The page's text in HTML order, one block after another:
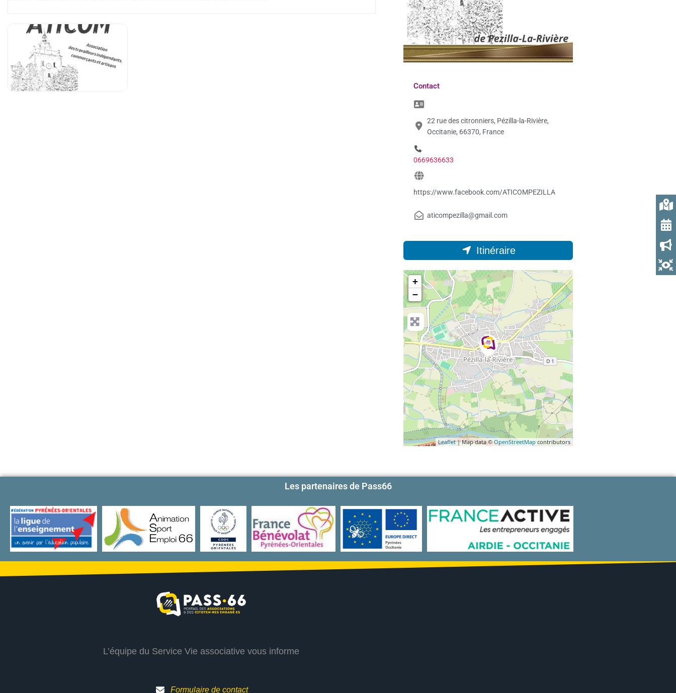
Contact
22 rue des citronniers, Pézilla-la-Rivière,
Occitanie, 66370, France
0669636633
https://www.facebook.com/ATICOMPEZILLA
aticompezilla@gmail.com
Itinéraire
+
−
Leaflet| Map data ©OpenStreetMap contributors
Les partenaires de Pass66
L’équipe du Service Vie associative vous informe
Formulaire de contact